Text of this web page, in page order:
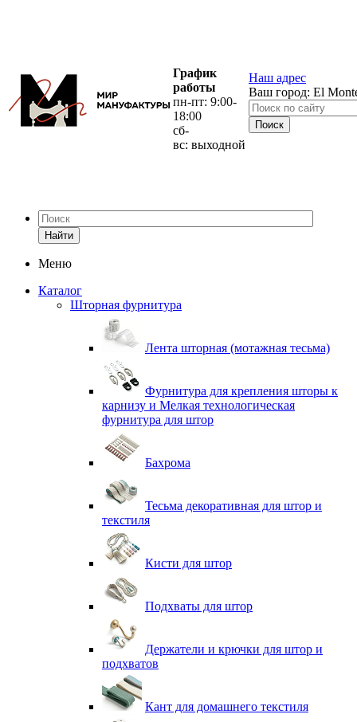
График
работы
пн-пт: 9:00-
18:00
сб-
вс: выходной
Наш адрес
Ваш город: El
Найти
Меню
Каталог
Шторная фурнитура
Лента шторная (мотажная тесьма)
Фурнитура для крепления шторы к
карнизу и Мелкая технологическая
фурнитура для штор
Бахрома
Тесьма декоративная для штор и
текстиля
Кисти для штор
Подхваты для штор
Держатели и крючки для штор и
подхватов
Кант для домашнего текстиля